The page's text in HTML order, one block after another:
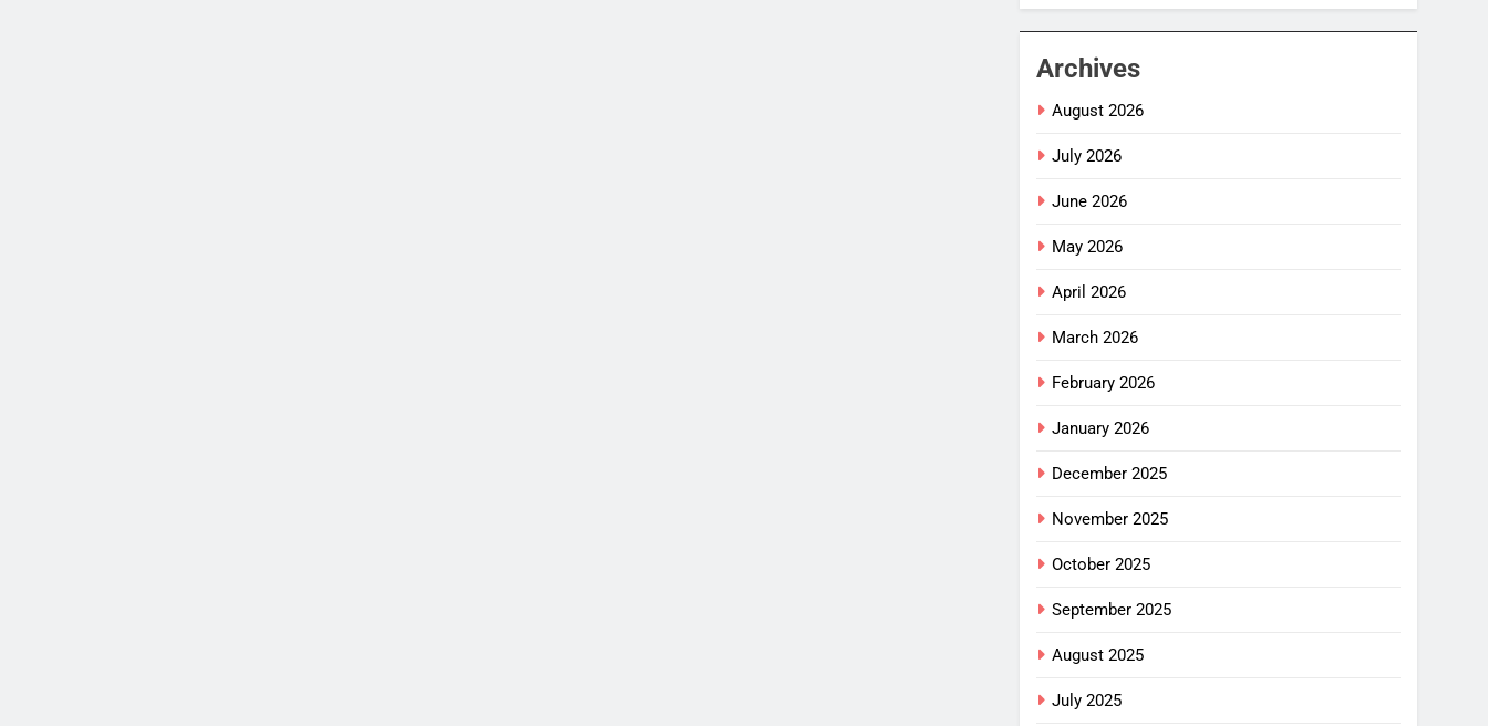
Archives
August 2026
July 2026
June 2026
May 2026
April 2026
March 2026
February 2026
January 2026
December 2025
November 2025
October 2025
September 2025
August 2025
July 2025